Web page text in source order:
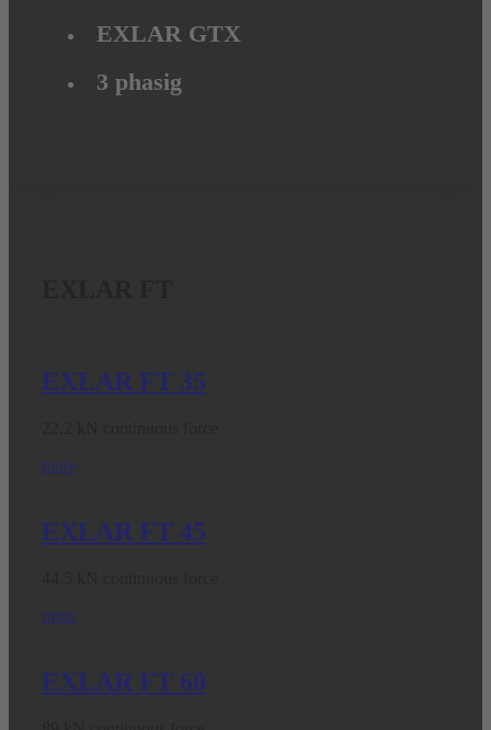
EXLAR GTX
3 phasig
EXLAR FT 35
more
EXLAR FT 45
more
EXLAR FT 60